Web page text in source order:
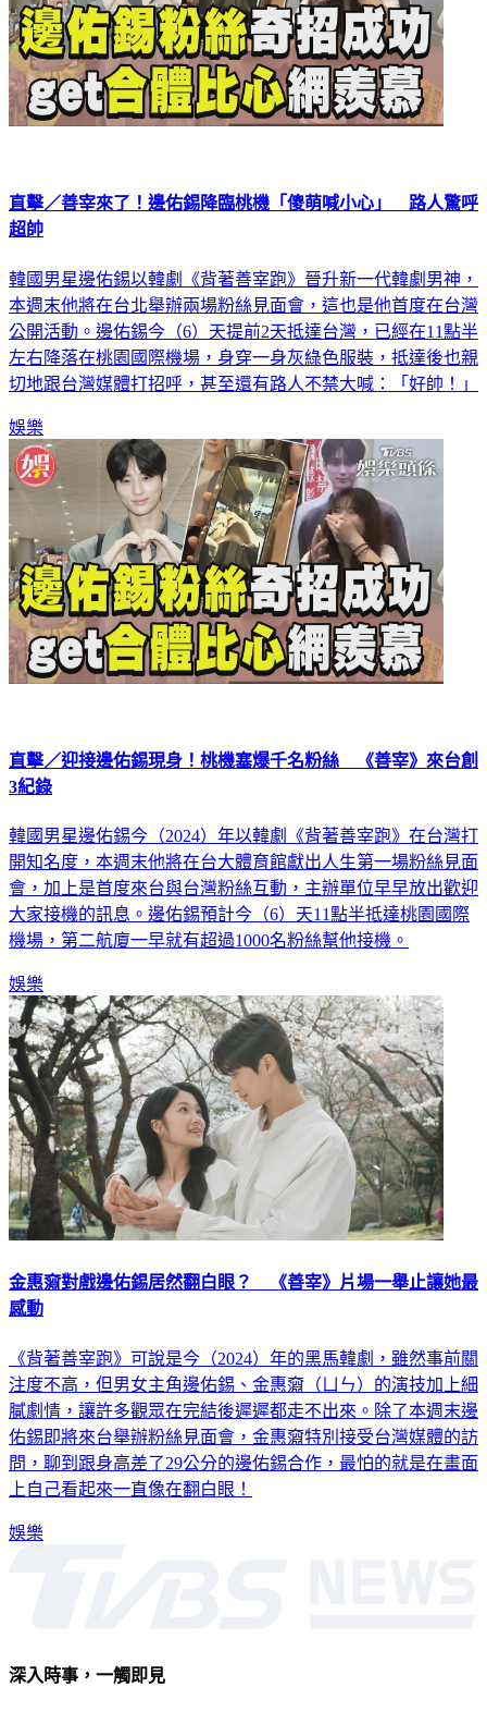
直擊／善宰來了！邊佑錫降臨桃機「傻萌喊小心」 路人驚呼
超帥
韓國男星邊佑錫以韓劇《背著善宰跑》晉升新一代韓劇男神，
本週末他將在台北舉辦兩場粉絲見面會，這也是他首度在台灣
公開活動。邊佑錫今（6）天提前2天抵達台灣，已經在11點半
左右降落在桃園國際機場，身穿一身灰綠色服裝，抵達後也親
切地跟台灣媒體打招呼，甚至還有路人不禁大喊：「好帥！」
娛樂
直擊／迎接邊佑錫現身！桃機塞爆千名粉絲 《善宰》來台創
3紀錄
韓國男星邊佑錫今（2024）年以韓劇《背著善宰跑》在台灣打
開知名度，本週末他將在台大體育館獻出人生第一場粉絲見面
會，加上是首度來台與台灣粉絲互動，主辦單位早早放出歡迎
大家接機的訊息。邊佑錫預計今（6）天11點半抵達桃園國際
機場，第二航廈一早就有超過1000名粉絲幫他接機。
娛樂
金惠奫對戲邊佑錫居然翻白眼？ 《善宰》片場一舉止讓她最
感動
《背著善宰跑》可說是今（2024）年的黑馬韓劇，雖然事前關
注度不高，但男女主角邊佑錫、金惠奫（ㄩㄣ）的演技加上細
膩劇情，讓許多觀眾在完結後遲遲都走不出來。除了本週末邊
佑錫即將來台舉辦粉絲見面會，金惠奫特別接受台灣媒體的訪
問，聊到跟身高差了29公分的邊佑錫合作，最怕的就是在畫面
上自己看起來一直像在翻白眼！
娛樂
深入時事，一觸即見